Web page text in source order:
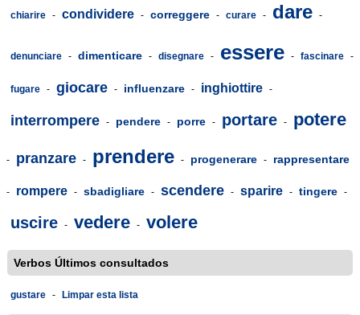
chiarire - condividere - correggere - curare - dare -
denunciare - dimenticare - disegnare - essere - fascinare -
fugare - giocare - influenzare - inghiottire -
interrompere - pendere - porre - portare - potere
- pranzare - prendere - progenerare - rappresentare
- rompere - sbadigliare - scendere - sparire - tingere -
uscire - vedere - volere
Verbos Últimos consultados
gustare - Limpar esta lista